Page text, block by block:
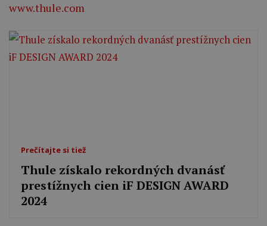
www.thule.com
Prečítajte si tiež
Thule získalo rekordných dvanásť
prestížnych cien iF DESIGN AWARD
2024